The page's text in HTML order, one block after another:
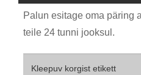
Palun esitage oma päring
teile 24 tunni jooksul.